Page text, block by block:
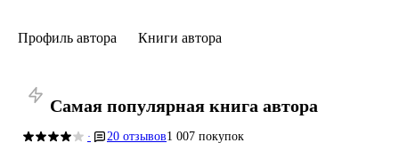
Профиль автора Книги автора
Самая популярная книга автора
· 20 отзывов1 007 покупок